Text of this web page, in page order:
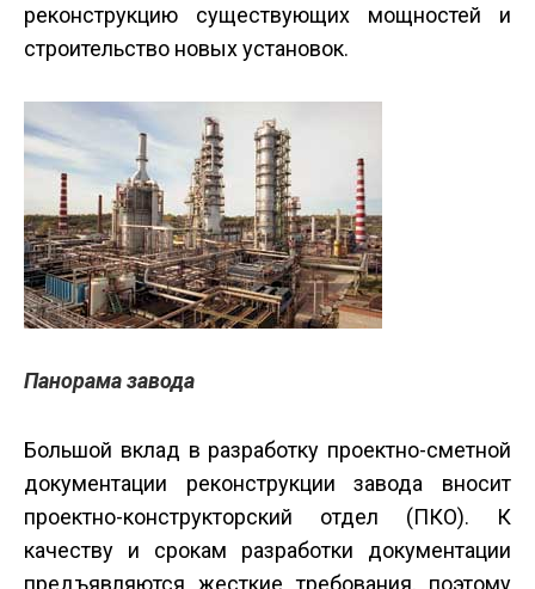
реконструкцию существующих мощностей и
строительство новых установок.
Панорама завода
Большой вклад в разработку проектно-сметной
документации реконструкции завода вносит
проектно-конструкторский отдел (ПКО). К
качеству и срокам разработки документации
предъявляются жесткие требования, поэтому